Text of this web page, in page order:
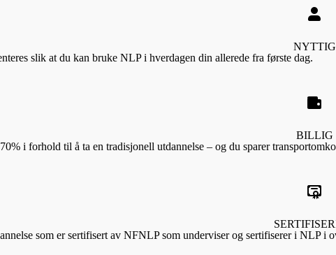
NYTTIG
slik at du kan bruke NLP i hverdagen din allerede fra første dag.
BILLIG
i forhold til å ta en tradisjonell utdannelse – og du sparer
som er sertifisert av NFNLP som underviser og sertifiserer i NLP i